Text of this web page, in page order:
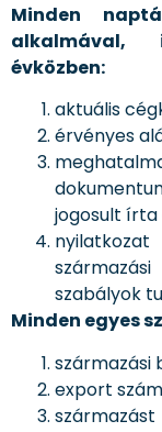
Minden
alkalmával,
évközben:
aktuális
érvényes
jogosult írta
szabályok
Minden egyes
származási
export